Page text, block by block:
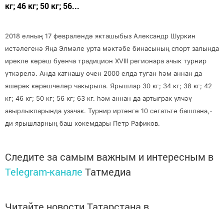
кг; 46 кг; 50 кг; 56...
2018 елның 17 февралендә якташыбыз Александр Шуркин
истәлегенә Яңа Элмәле урта мәктәбе бинасының спорт залында
ирекле көрәш буенча традицион XVIII регионара ачык турнир
үткәрелә. Анда катнашу өчен 2000 елда туган һәм аннан да
яшерәк көрәшчеләр чакырыла. Ярышлар 30 кг; 34 кг; 38 кг; 42
кг; 46 кг; 50 кг; 56 кг; 63 кг. һәм аннан да артыграк үлчәү
авырлыкларында узачак. Турнир иртәнге 10 сәгатьтә башлана,-
ди ярышларның баш хөкемдары Петр Рафиков.
Следите за самым важным и интересным в
Telegram-канале Татмедиа